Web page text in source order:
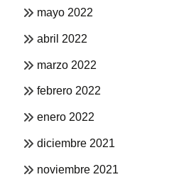
mayo 2022
abril 2022
marzo 2022
febrero 2022
enero 2022
diciembre 2021
noviembre 2021